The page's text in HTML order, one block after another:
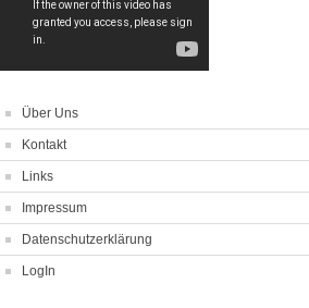
Über Uns
Kontakt
Links
Impressum
Datenschutzerklärung
LogIn